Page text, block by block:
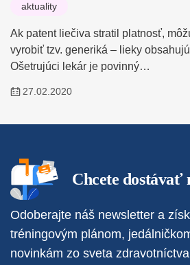
aktuality
Ak patent liečiva stratil platnosť,
vyrobiť tzv. generiká – lieky
Ošetrujúci lekár je povinný…
27.02.2020
Chcete dostávať
Odoberajte náš newsletter a
tréningovým plánom,
novinkám zo sveta